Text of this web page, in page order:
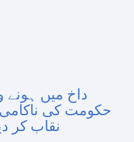
داخ میں ہونے
حکومت کی
نقاب کر